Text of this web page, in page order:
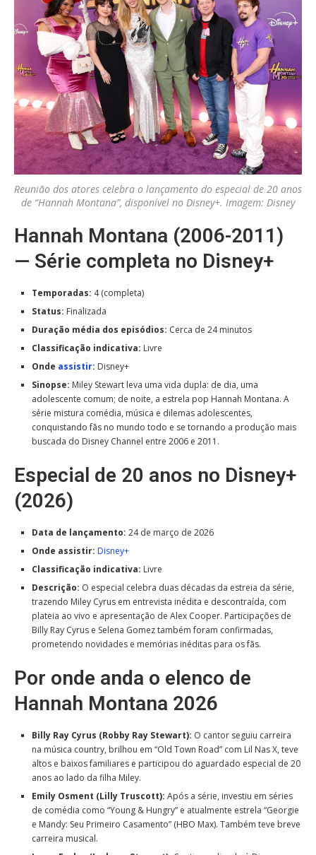
Reunião dos atores celebra o lançamento do especial de 20 anos
de “Hannah Montana”, disponível no Disney+. Imagem: Disney
Hannah Montana (2006-2011)
— Série completa no Disney+
Temporadas: 4 (completa)
Status: Finalizada
Duração média dos episódios: Cerca de 24 minutos
Classificação indicativa: Livre
Onde assistir: Disney+
Sinopse: Miley Stewart leva uma vida dupla: de dia, uma
adolescente comum; de noite, a estrela pop Hannah Montana. A
série mistura comédia, música e dilemas adolescentes,
conquistando fãs no mundo todo e se tornando a produção mais
buscada do Disney Channel entre 2006 e 2011.
Especial de 20 anos no Disney+
(2026)
Data de lançamento: 24 de março de 2026
Onde assistir: Disney+
Classificação indicativa: Livre
Descrição: O especial celebra duas décadas da estreia da série,
trazendo Miley Cyrus em entrevista inédita e descontraída, com
plateia ao vivo e apresentação de Alex Cooper. Participações de
Billy Ray Cyrus e Selena Gomez também foram confirmadas,
prometendo novidades e memórias inéditas para os fãs.
Por onde anda o elenco de
Hannah Montana 2026
Billy Ray Cyrus (Robby Ray Stewart): O cantor seguiu carreira
na música country, brilhou em “Old Town Road” com Lil Nas X, teve
altos e baixos familiares e participou do aguardado especial de 20
anos ao lado da filha Miley.
Emily Osment (Lilly Truscott): Após a série, investiu em séries
de comédia como “Young & Hungry” e atualmente estrela “Georgie
e Mandy: Seu Primeiro Casamento” (HBO Max). Também teve breve
carreira musical.